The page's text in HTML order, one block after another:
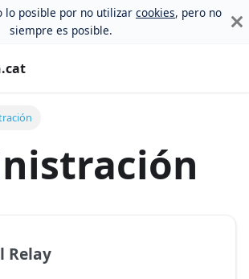
lo posible por no utilizar cookies, pero no
siempre es posible.
Relay